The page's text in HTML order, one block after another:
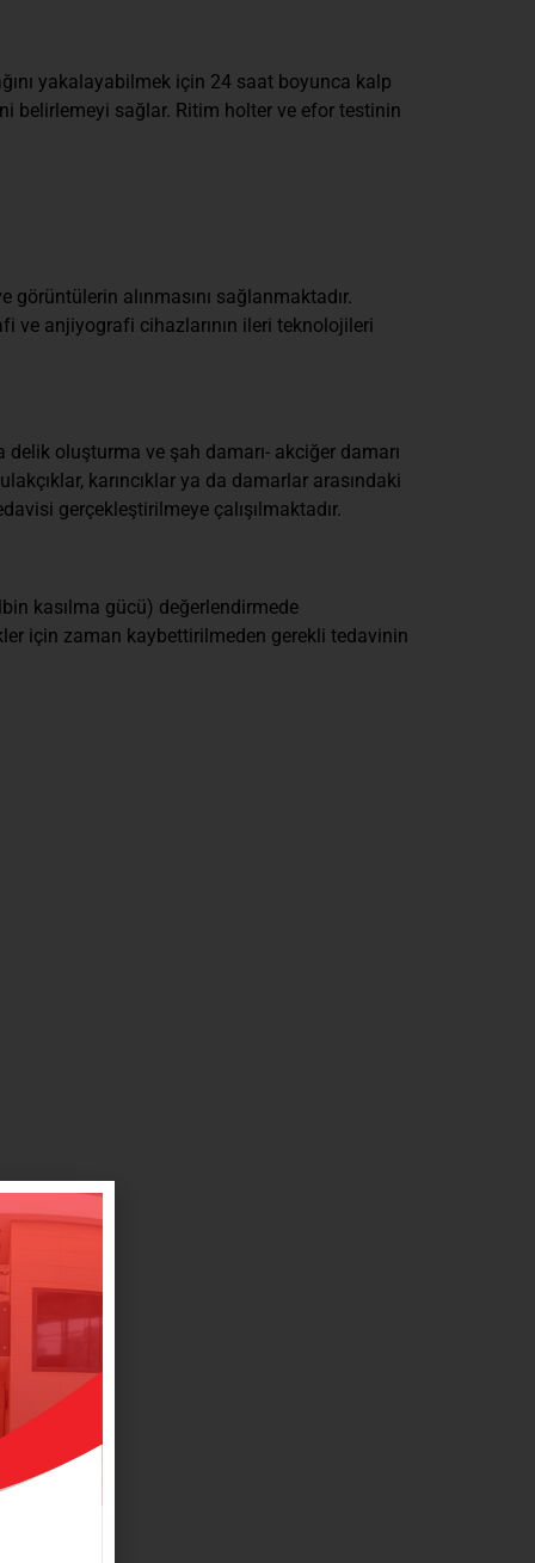
yakalayabilmek için 24 saat boyunca kalp
belirlemeyi sağlar. Ritim holter ve efor testinin
alınmasını sağlanmaktadır.
ve anjiyografi cihazlarının ileri teknolojileri
oluşturma ve şah damarı- akciğer damarı
karıncıklar ya da damarlar arasındaki
gerçekleştirilmeye çalışılmaktadır.
kasılma gücü) değerlendirmede
için zaman kaybettirilmeden gerekli tedavinin